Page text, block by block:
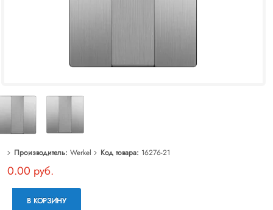
Производитель: Werkel Код товара: 16276-21
0.00 руб.
В КОРЗИНУ